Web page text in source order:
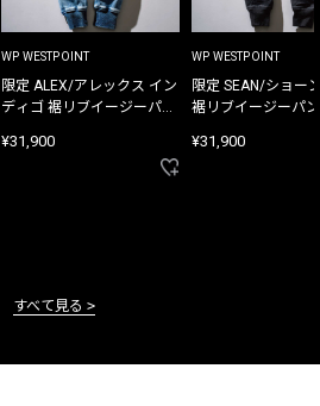
WP WESTPOINT
限定 ALEX/アレックス イン
ディゴ 裾リブイージーパン
¥31,900
WP WESTPOINT
限定 SEAN/ショー
裾リブイージーパ
¥31,900
すべて見る